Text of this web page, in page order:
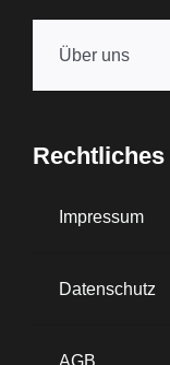
Über uns
Rechtliches
Impressum
Datenschutz
AGB